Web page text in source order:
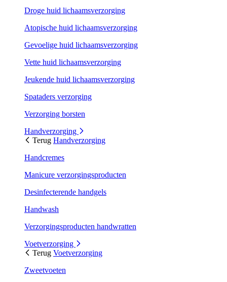
Droge huid lichaamsverzorging
Atopische huid lichaamsverzorging
Gevoelige huid lichaamsverzorging
Vette huid lichaamsverzorging
Jeukende huid lichaamsverzorging
Spataders verzorging
Verzorging borsten
Handverzorging
Terug Handverzorging
Handcremes
Manicure verzorgingsproducten
Desinfecterende handgels
Handwash
Verzorgingsproducten handwratten
Voetverzorging
Terug Voetverzorging
Zweetvoeten